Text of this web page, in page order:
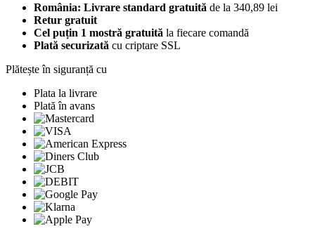
România: Livrare standard gratuită de la 340,89 lei
Retur gratuit
Cel puțin 1 mostră gratuită la fiecare comandă
Plată securizată cu criptare SSL
Plătește în siguranță cu
Plata la livrare
Plată în avans